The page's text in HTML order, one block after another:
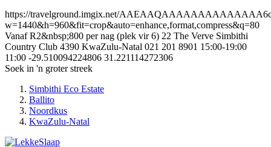
https://travelground.imgix.net/
w=1440&h=960&fit=crop&auto=enhance,format,compress&q=80
Vanaf R2&nbsp;800 per nag (plek vir 6) 22 The Verve Simbithi
Country Club 4390 KwaZulu-Natal 021 201 8901 15:00-19:00
11:00 -29.510094224806 31.221114272306
Soek in 'n groter streek
Simbithi Eco Estate
Ballito
Noordkus
KwaZulu-Natal